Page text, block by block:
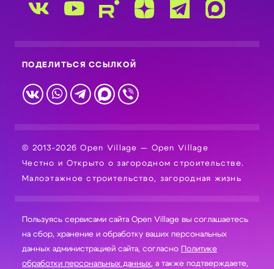
ПОДЕЛИТЬСЯ ССЫЛКОЙ
© 2013-2026 Open Village — Open Village
Честно и Открыто о загородном строительстве.
Малоэтажное строительство, загородная жизнь
Пользуясь сервисами сайта Open Village вы соглашаетесь
на сбор, хранение и обработку ваших персональных
данных администрацией сайта, согласно
Политике
обработки персональных данных, а также подтверждаете,